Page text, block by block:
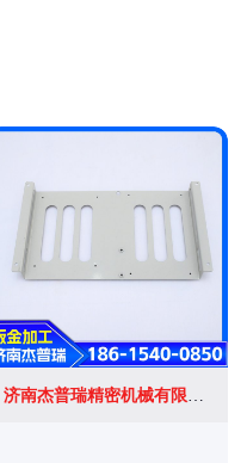
济南杰普瑞精密机械有限公司